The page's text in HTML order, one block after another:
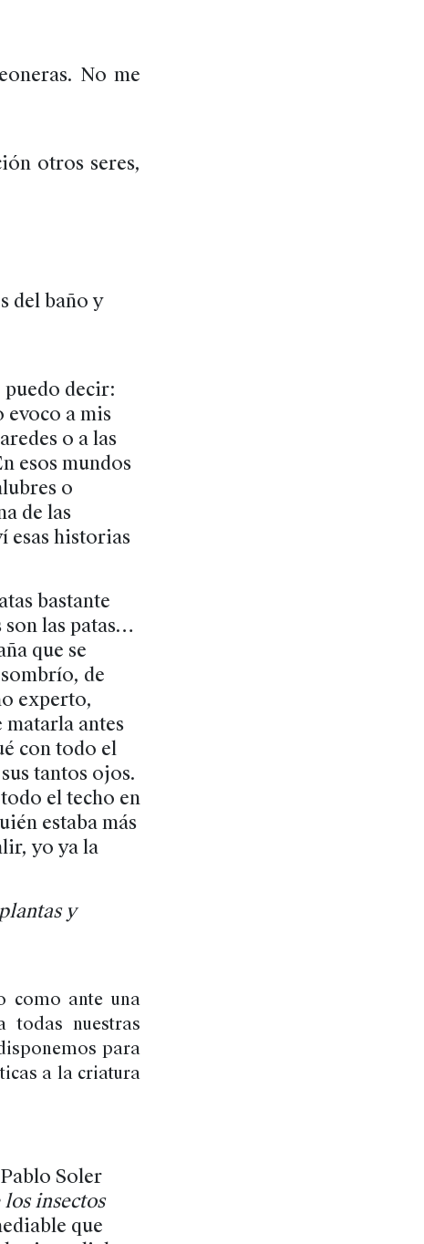
No me
otros seres,
del baño y
decir:
evoco a mis
o a las
esos mundos
o
de las
esas historias
bastante
son las patas…
que se
de
experto,
matarla antes
con todo el
tantos ojos.
el techo en
estaba más
yo ya la
y
como ante una
todas nuestras
para
a la criatura
Soler
insectos
que